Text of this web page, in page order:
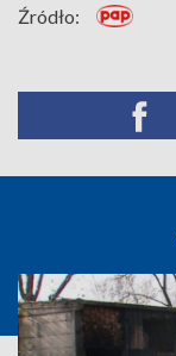
Źródło: